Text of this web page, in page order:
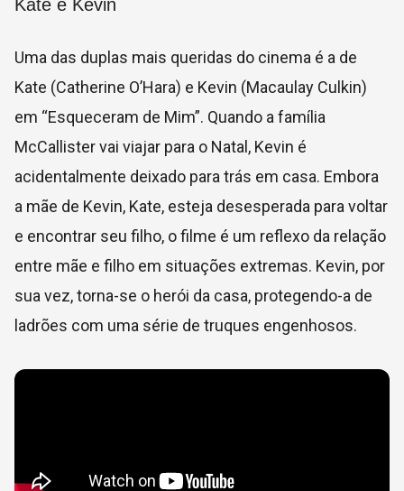
Kate e Kevin
Uma das duplas mais queridas do cinema é a de
Kate (Catherine O’Hara) e Kevin (Macaulay Culkin)
em “Esqueceram de Mim”. Quando a família
McCallister vai viajar para o Natal, Kevin é
acidentalmente deixado para trás em casa. Embora
a mãe de Kevin, Kate, esteja desesperada para voltar
e encontrar seu filho, o filme é um reflexo da relação
entre mãe e filho em situações extremas. Kevin, por
sua vez, torna-se o herói da casa, protegendo-a de
ladrões com uma série de truques engenhosos.